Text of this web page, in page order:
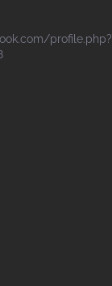
profile.php?